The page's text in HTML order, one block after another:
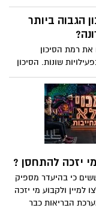
הצליחה למנוע
הגנתי על הסביבה
הגבוה ביותר
רמת הסיכון
שונות. הסיכון
הוא במועדון לילה,
הצגות ואצטדיונים
יזכה להתחסן ?
כי בהיעדר מספיק
למיין ולקבוע מי יזכה
הבריאות כבר